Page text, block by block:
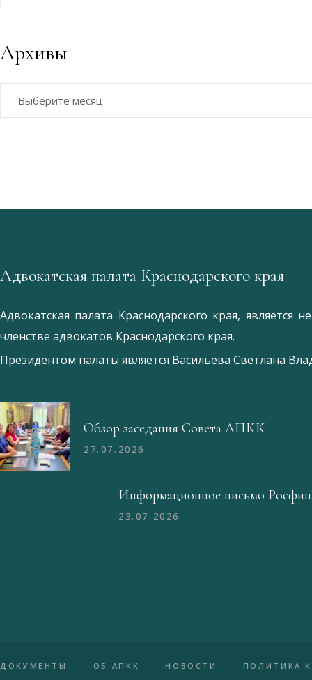
Архивы
Адвокатская палата Краснодарского края
Адвокатская палата Краснодарского края, является
членстве адвокатов Краснодарского края.
Президентом палаты является Ваcильева Светлана
Обзор заседания Совета АПКК
27.07.2026
Информационное письмо
23.07.2026
ДОКУМЕНТЫ ОБ АПКК НОВОСТИ ПОЛИТИКА